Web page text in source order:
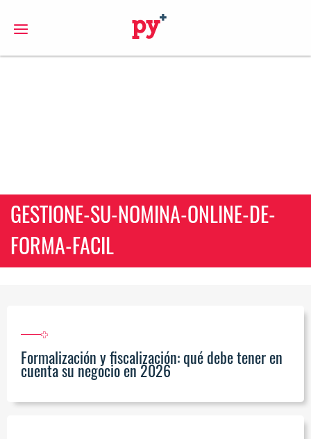
GESTIONE-SU-NOMINA-ONLINE-DE-
FORMA-FACIL
Formalización y fiscalización: qué debe tener en
cuenta su negocio en 2026